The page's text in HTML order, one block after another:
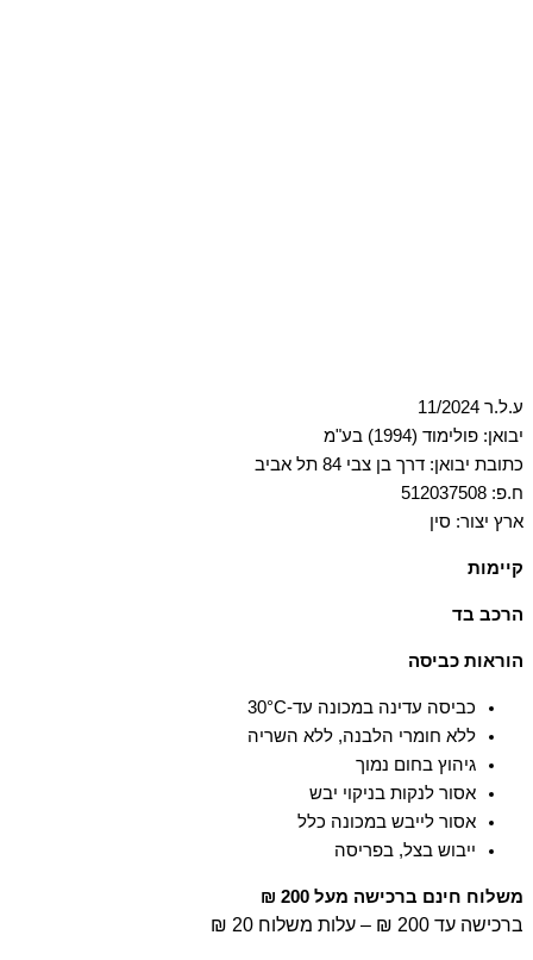
ע.ל.ר 11/2024
יבואן: פולימוד (1994) בע"מ
כתובת יבואן: דרך בן צבי 84 תל אביב
ח.פ: 512037508
ארץ יצור: סין
קיימות
מ-100% פוליאסטר ממוחזר מוסמך
הרכב בד
הוראות כביסה
כביסה עדינה במכונה עד-30°C
ללא חומרי הלבנה, ללא השריה
גיהוץ בחום נמוך
אסור לנקות בניקוי יבש
אסור לייבש במכונה כלל
ייבוש בצל, בפריסה
משלוח חינם ברכישה מעל 200 ₪
ברכישה עד 200 ₪ – עלות משלוח 20 ₪